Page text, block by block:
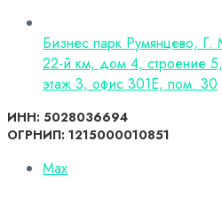
Бизнес парк Румянцево,
22-й км, дом 4, строение
этаж 3, офис 301Е, пом. 30
ИНН: 5028036694
ОГРНИП: 1215000010851
Max